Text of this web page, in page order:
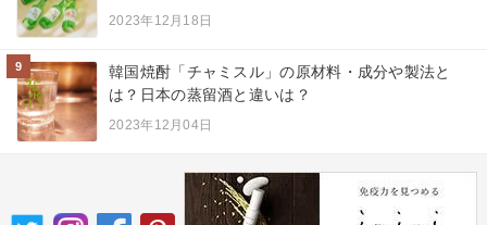
2023年12月18日
9
韓国焼酎「チャミスル」の原材料・成分や製法と
は？日本の蒸留酒と違いは？
2023年12月04日